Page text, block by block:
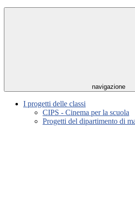
navigazione
I progetti delle classi
CIPS - Cinema per la scuola
Progetti del dipartimento di